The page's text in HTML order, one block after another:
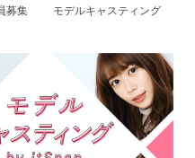
募集 モデルキャスティング